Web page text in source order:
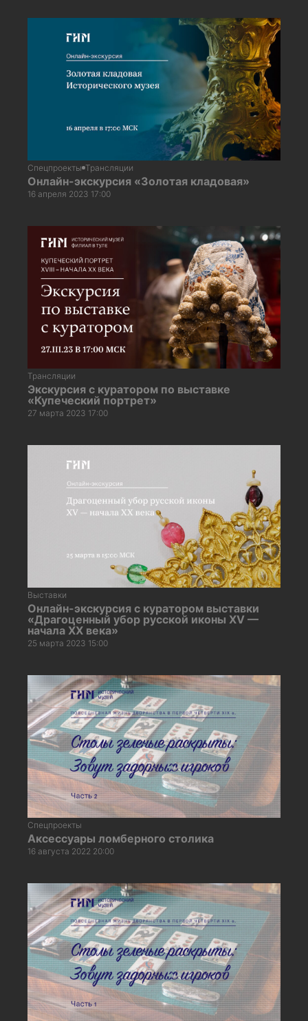
Спецпроекты Трансляции
Онлайн-экскурсия «Золотая кладовая»
16 апреля 2023 17:00
Трансляции
Экскурсия с куратором по выставке
«Купеческий портрет»
27 марта 2023 17:00
Выставки
Онлайн-экскурсия с куратором выставки
«Драгоценный убор русской иконы XV —
начала XX века»
25 марта 2023 15:00
Спецпроекты
Аксессуары ломберного столика
16 августа 2022 20:00